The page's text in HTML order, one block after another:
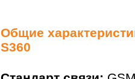
Общие
S360